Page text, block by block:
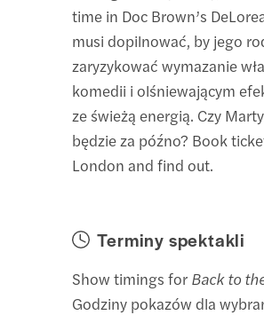
time in Doc Brown’s
musi dopilnować, by jego
zaryzykować wymazanie
komedii i olśniewającym
ze świeżą energią. Czy
będzie za późno? Book
London and find out.
Terminy spektakli
Show timings for Back to
Godziny pokazów dla